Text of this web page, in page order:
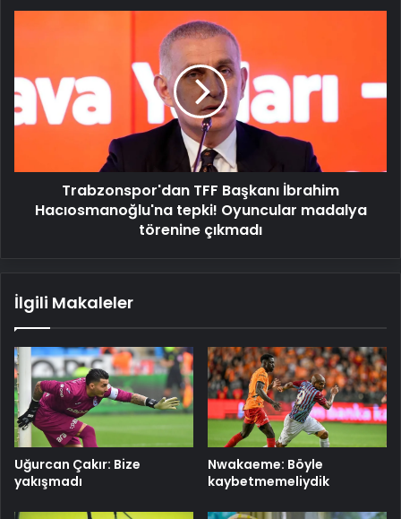
İbrahim
Hacıosmanoğlu'na
tepki!
Oyuncular
törenine
Trabzonspor'dan TFF Başkanı İbrahim
Hacıosmanoğlu'na tepki! Oyuncular madalya
törenine çıkmadı
İlgili Makaleler
Uğurcan Çakır: Bize
yakışmadı
Nwakaeme: Böyle
kaybetmemeliydik